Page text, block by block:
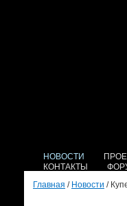
НОВОСТИ
КОНТАКТЫ
Главная / Новости /